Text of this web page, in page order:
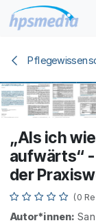
Zum Inhalt springen
„Als ich
aufwärts“ -
der
(0
Autor*innen: